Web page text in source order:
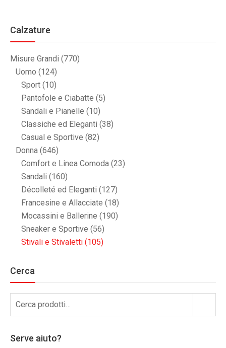
Calzature
Misure Grandi (770)
Uomo (124)
Sport (10)
Pantofole e Ciabatte (5)
Sandali e Pianelle (10)
Classiche ed Eleganti (38)
Casual e Sportive (82)
Donna (646)
Comfort e Linea Comoda (23)
Sandali (160)
Décolleté ed Eleganti (127)
Francesine e Allacciate (18)
Mocassini e Ballerine (190)
Sneaker e Sportive (56)
Stivali e Stivaletti (105)
Cerca
Serve aiuto?